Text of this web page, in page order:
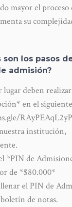
mayor el proceso
su
son los pasos
admisión?
deben
en el
institución,
*PIN de
de *$80.000*
el PIN de
de notas.